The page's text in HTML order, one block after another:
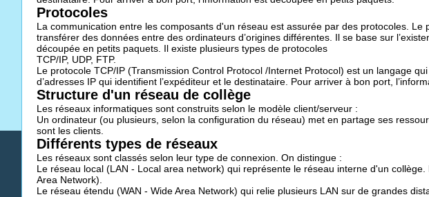
Protocoles
La communication entre les composants d'un réseau est assurée par des protocoles.
transférer des données entre des ordinateurs d’origines différentes. Il se base sur
découpée en petits paquets. Il existe plusieurs types de protocoles
TCP/IP, UDP, FTP.
Le protocole TCP/IP (Transmission Control Protocol /Internet Protocol) est un langage
d’adresses IP qui identifient l’expéditeur et le destinataire. Pour arriver à bon port,
Structure d'un réseau de collège
Les réseaux informatiques sont construits selon le modèle client/serveur :
Un ordinateur (ou plusieurs, selon la configuration du réseau) met en partage ses
sont les clients.
Différents types de réseaux
Les réseaux sont classés selon leur type de connexion. On distingue :
Le réseau local (LAN - Local area network) qui représente le réseau interne d'un
Area Network).
Le réseau étendu (WAN - Wide Area Network) qui relie plusieurs LAN sur de grandes